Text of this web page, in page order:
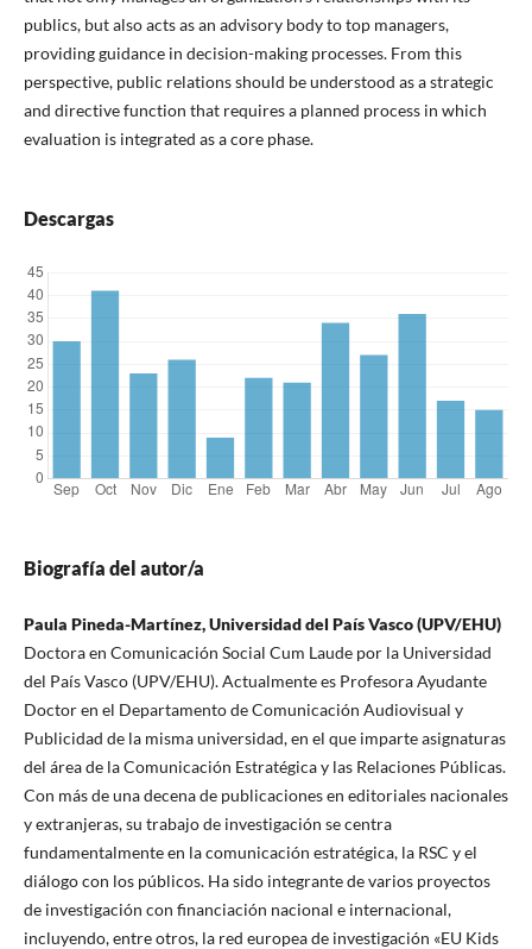
publics, but also acts as an advisory body to top managers,
providing guidance in decision-making processes. From this
perspective, public relations should be understood as a strategic
and directive function that requires a planned process in which
evaluation is integrated as a core phase.
Descargas
Biografía del autor/a
Paula Pineda-Martínez, Universidad del País Vasco (UPV/EHU)
Doctora en Comunicación Social Cum Laude por la Universidad
del País Vasco (UPV/EHU). Actualmente es Profesora Ayudante
Doctor en el Departamento de Comunicación Audiovisual y
Publicidad de la misma universidad, en el que imparte asignaturas
del área de la Comunicación Estratégica y las Relaciones Públicas.
Con más de una decena de publicaciones en editoriales nacionales
y extranjeras, su trabajo de investigación se centra
fundamentalmente en la comunicación estratégica, la RSC y el
diálogo con los públicos. Ha sido integrante de varios proyectos
de investigación con financiación nacional e internacional,
incluyendo, entre otros, la red europea de investigación «EU Kids